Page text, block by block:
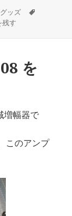
ッズ
線機 MARUHAMA
残す
を
増幅器で
このアンプ